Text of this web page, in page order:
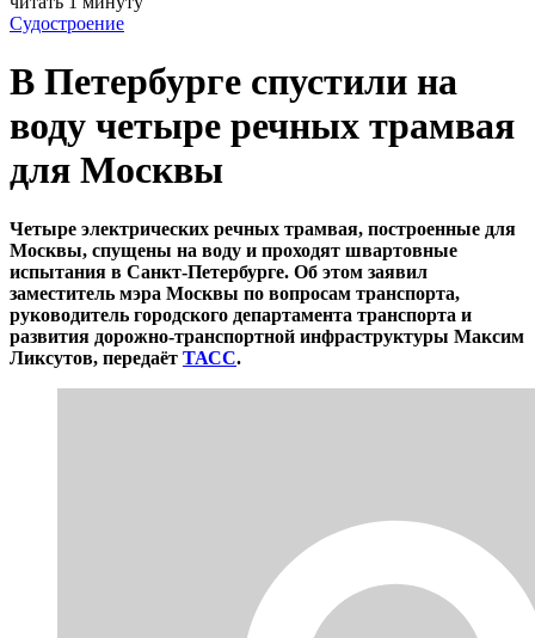
Судостроение
В Петербурге спустили на
воду четыре речных трамвая
для Москвы
Четыре электрических речных трамвая, построенные для
Москвы, спущены на воду и проходят швартовные
испытания в Санкт-Петербурге. Об этом заявил
заместитель мэра Москвы по вопросам транспорта,
руководитель городского департамента транспорта и
развития дорожно-транспортной инфраструктуры Максим
Ликсутов, передаёт ТАСС.